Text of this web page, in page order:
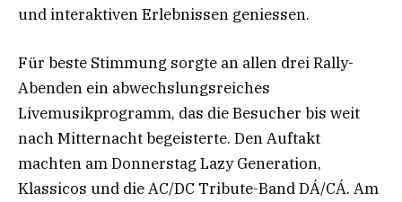
und interaktiven Erlebnissen geniessen.
Für beste Stimmung sorgte an allen drei Rally-
Abenden ein abwechslungsreiches
Livemusikprogramm, das die Besucher bis weit
nach Mitternacht begeisterte. Den Auftakt
machten am Donnerstag Lazy Generation,
Klassicos und die AC/DC Tribute-Band DÁ/CÁ. Am